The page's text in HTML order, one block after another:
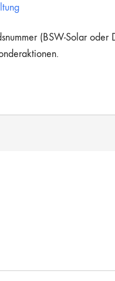
(BSW-Solar oder